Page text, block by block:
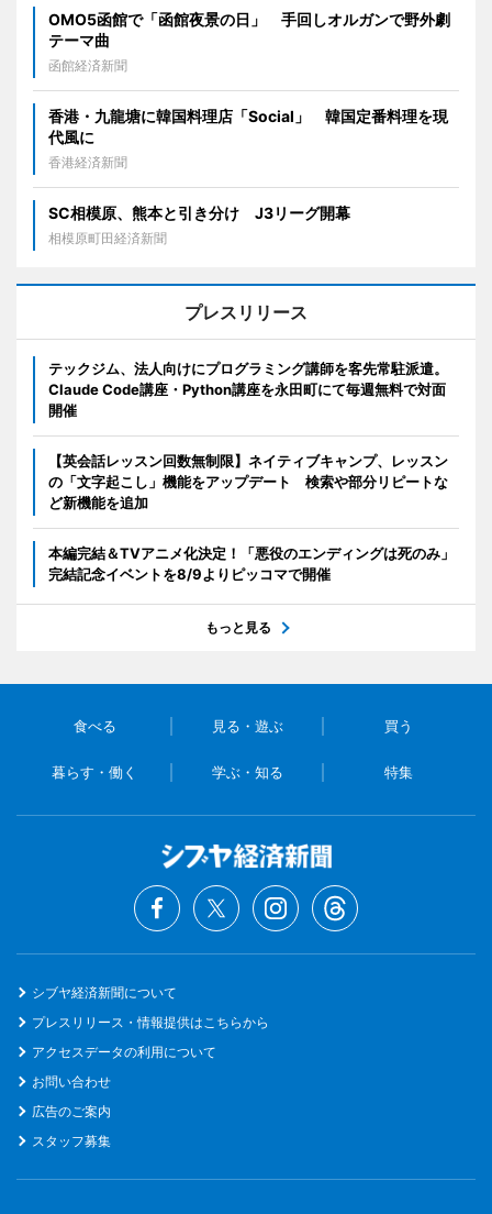
OMO5函館で「函館夜景の日」 手回しオルガンで野外劇
テーマ曲
函館経済新聞
香港・九龍塘に韓国料理店「Social」 韓国定番料理を現
代風に
香港経済新聞
SC相模原、熊本と引き分け J3リーグ開幕
相模原町田経済新聞
プレスリリース
テックジム、法人向けにプログラミング講師を客先常駐派遣。
Claude Code講座・Python講座を永田町にて毎週無料で対面
開催
【英会話レッスン回数無制限】ネイティブキャンプ、レッスン
の「文字起こし」機能をアップデート 検索や部分リピートな
ど新機能を追加
本編完結＆TVアニメ化決定！「悪役のエンディングは死のみ」
完結記念イベントを8/9よりピッコマで開催
もっと見る
食べる 見る・遊ぶ 買う
暮らす・働く 学ぶ・知る 特集
シブヤ経済新聞について
プレスリリース・情報提供はこちらから
アクセスデータの利用について
お問い合わせ
広告のご案内
スタッフ募集